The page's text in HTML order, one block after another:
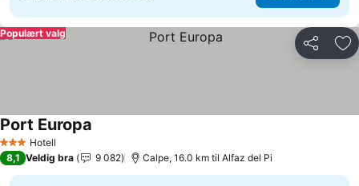
Del
Populært valg
3 StjernerHotell
Port Europa
8,1 Veldig bra 9 082 Calpe, 16.0 km til Alfaz del Pi